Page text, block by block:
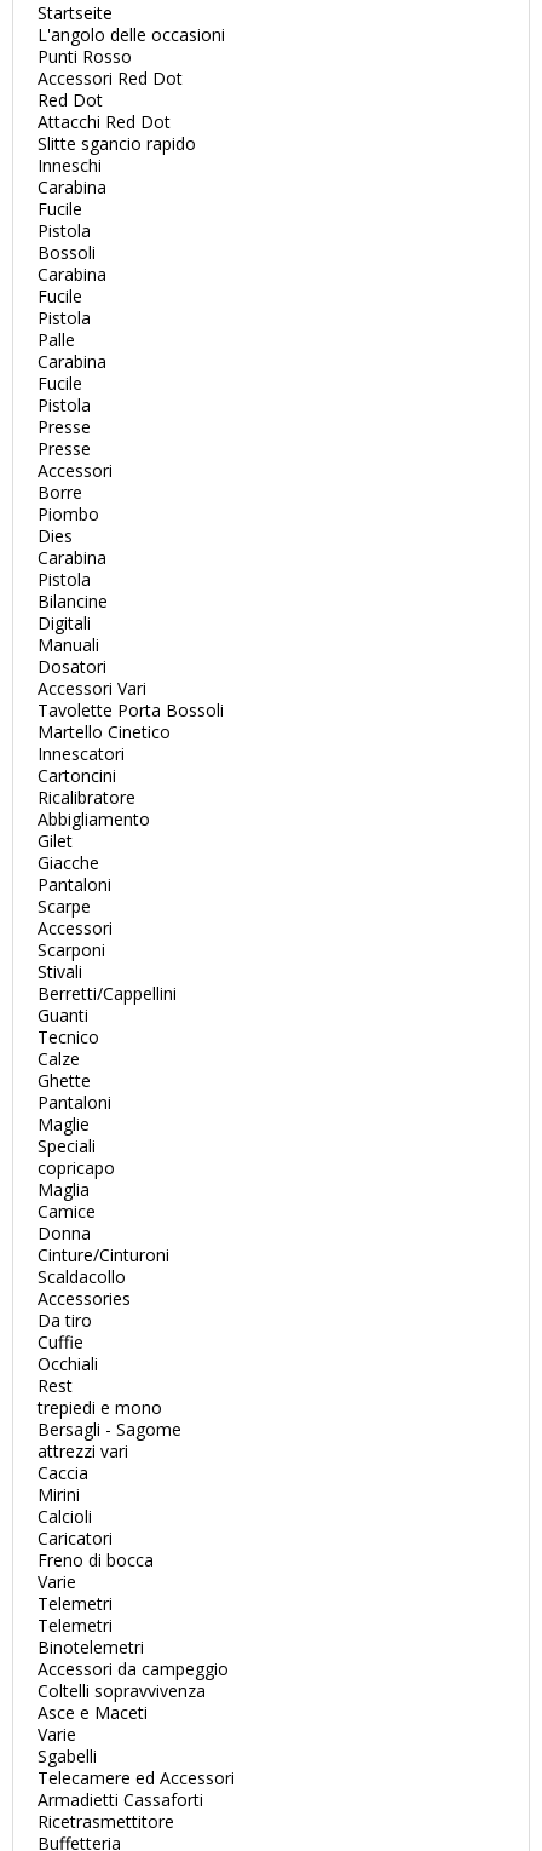
Startseite
L'angolo delle occasioni
Punti Rosso
Accessori Red Dot
Red Dot
Attacchi Red Dot
Slitte sgancio rapido
Inneschi
Carabina
Fucile
Pistola
Bossoli
Carabina
Fucile
Pistola
Palle
Carabina
Fucile
Pistola
Presse
Presse
Accessori
Borre
Piombo
Dies
Carabina
Pistola
Bilancine
Digitali
Manuali
Dosatori
Accessori Vari
Tavolette Porta Bossoli
Martello Cinetico
Innescatori
Cartoncini
Ricalibratore
Abbigliamento
Gilet
Giacche
Pantaloni
Scarpe
Accessori
Scarponi
Stivali
Berretti/Cappellini
Guanti
Tecnico
Calze
Ghette
Pantaloni
Maglie
Speciali
copricapo
Maglia
Camice
Donna
Cinture/Cinturoni
Scaldacollo
Accessories
Da tiro
Cuffie
Occhiali
Rest
trepiedi e mono
Bersagli - Sagome
attrezzi vari
Caccia
Mirini
Calcioli
Caricatori
Freno di bocca
Varie
Telemetri
Telemetri
Binotelemetri
Accessori da campeggio
Coltelli sopravvivenza
Asce e Maceti
Varie
Sgabelli
Telecamere ed Accessori
Armadietti Cassaforti
Ricetrasmettitore
Buffetteria